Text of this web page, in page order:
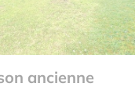
ancienne